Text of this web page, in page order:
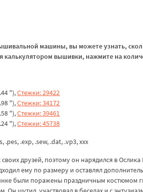
машины, вы можете узнать,
калькулятором вышивки, нажмите на
"),Стежки: 29422
"),Стежки: 34172
"),Стежки: 39461
"),Стежки: 45738
.exp, .sew, .dat, .vp3, xxx
своих друзей, поэтому он нарядился в
ему по размеру и оставлял
были поражены праздничным костюмом